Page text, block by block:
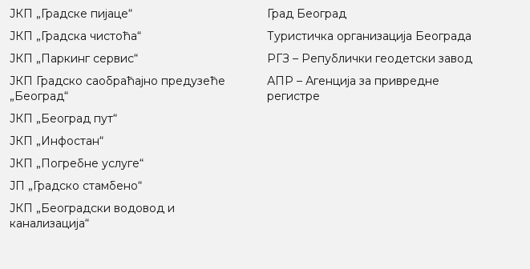
ЈКП „Градске пијаце“
ЈКП „Градска чистоћа“
ЈКП „Паркинг сервис“
ЈКП Градско саобраћајно предузеће
„Београд“
ЈКП „Београд пут“
ЈКП „Инфостан“
ЈКП „Погребне услуге“
ЈП „Градско стамбено“
ЈКП „Београдски водовод и
канализација“
Град Београд
Туристичка организација Београда
РГЗ – Републички геодетски завод
АПР – Агенција за привредне
регистре